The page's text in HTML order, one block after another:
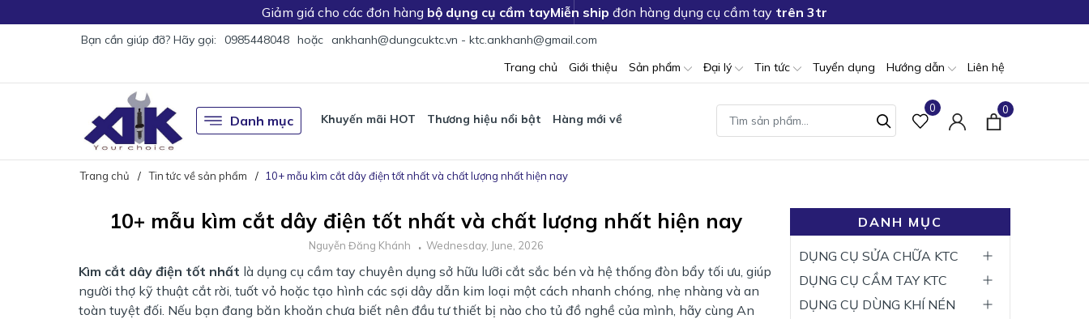
Giảm giá cho các đơn hàng bộ dụng cụ cầm tayMiễn ship đơn hàng dụng cụ cầm tay trên 3tr
Bạn cần giúp đỡ? Hãy gọi: 0985448048 hoặc ankhanh@dungcuktc.vn - ktc.ankhanh@gmail.com
Trang chủ
Giới thiệu Sản phẩm Đại lý Tin tức Tuyển dụng Hướng dẫn Liên hệ
Danh mục Khuyến mãi HOT Thương hiệu nổi bật Hàng mới về
0 0
Trang chủ Tin tức về sản phẩm 10+ mẫu kìm cắt dây điện tốt nhất và chất lượng nhất hiện nay
10+ mẫu kìm cắt dây điện tốt nhất và chất lượng nhất hiện nay
Nguyễn Đăng Khánh Wednesday, June, 2026
Kìm cắt dây điện tốt nhất là dụng cụ cầm tay chuyên dụng sở hữu lưỡi cắt sắc bén và hệ thống đòn bẩy tối ưu, giúp
người thợ kỹ thuật cắt rời, tuốt vỏ hoặc tạo hình các sợi dây dẫn kim loại một cách nhanh chóng, nhẹ nhàng và an
toàn tuyệt đối. Nếu bạn đang băn khoăn chưa biết nên đầu tư thiết bị nào cho tủ đồ nghề của mình, hãy cùng An
DANH MỤC
DỤNG CỤ SỬA CHỮA KTC
DỤNG CỤ CẦM TAY KTC
DỤNG CỤ DÙNG KHÍ NÉN